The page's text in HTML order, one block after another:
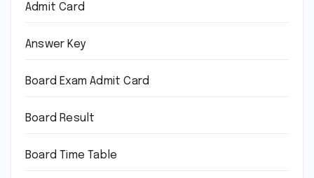
Admit Card
Answer Key
Board Exam Admit Card
Board Result
Board Time Table